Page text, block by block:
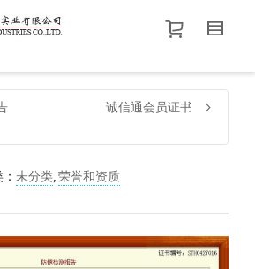
衬衫尺码
价格介于
默认品牌.
诚信通会员证书
未分类,荣誉和资质